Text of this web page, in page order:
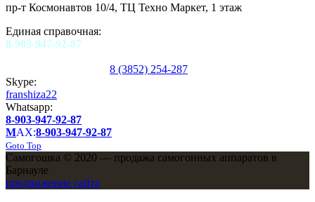
пр-т Космонавтов 10/4, ТЦ Техно Маркет, 1 этаж
Единая справочная:
8-903-947-92-87
8 (3852) 254-287
Skype:
franshiza22
Whatsapp:
8-903-947-92-87
MAX:8-903-947-92-87
Goto Top
Самогошка © 2020 — продажа самогонных аппаратов в
Барнауле
продвижение сайта